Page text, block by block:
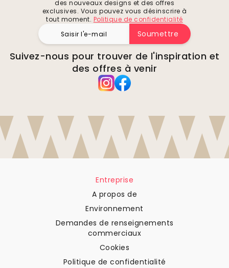
des nouveaux designs et des offres
exclusives. Vous pouvez vous désinscrire à
tout moment. Politique de confidentialité
Soumettre
Suivez-nous pour trouver de l'inspiration et
des offres à venir
Entreprise
A propos de
Environnement
Demandes de renseignements
commerciaux
Cookies
Politique de confidentialité